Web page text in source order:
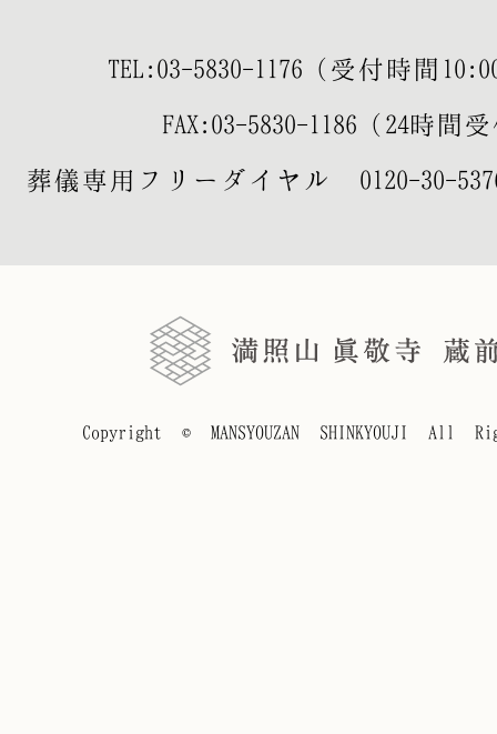
TEL: 03-5830-1176 （受付時間
FAX:03-5830-1186（24時間
葬儀専用フリーダイヤル 0120-30-
Copyright © MANSYOUZAN SHINKYOUJI All